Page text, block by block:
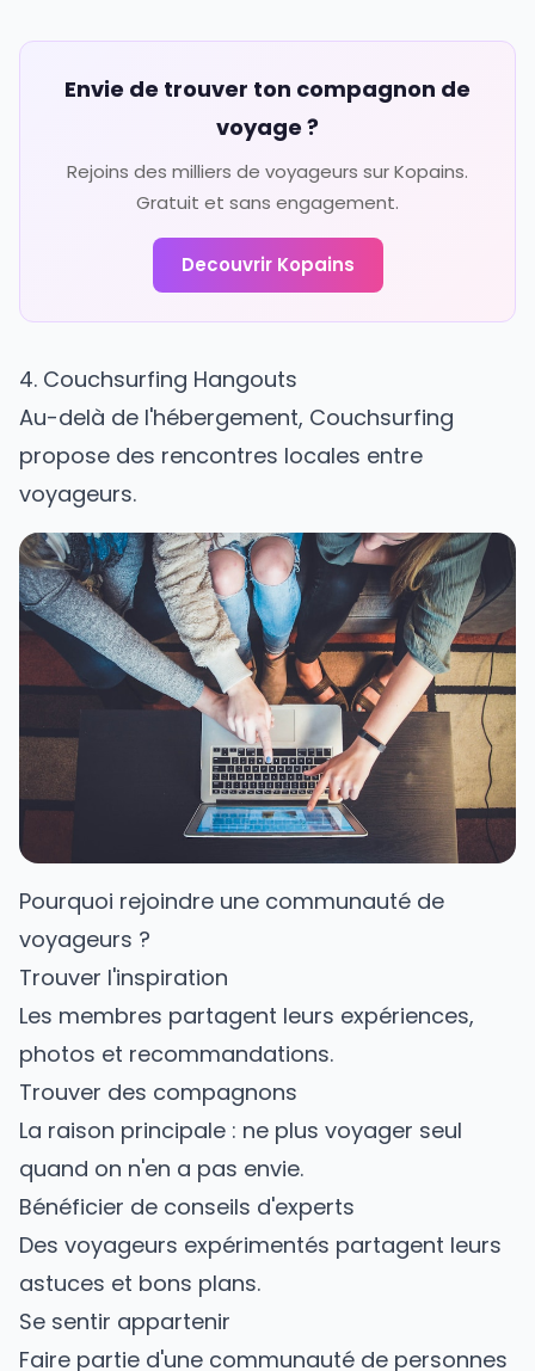
Envie de trouver ton compagnon de
voyage ?
Rejoins des milliers de voyageurs sur Kopains.
Gratuit et sans engagement.
Decouvrir Kopains
4. Couchsurfing Hangouts
Au-delà de l'hébergement, Couchsurfing
propose des rencontres locales entre
voyageurs.
Pourquoi rejoindre une communauté de
voyageurs ?
Trouver l'inspiration
Les membres partagent leurs expériences,
photos et recommandations.
Trouver des compagnons
La raison principale : ne plus voyager seul
quand on n'en a pas envie.
Bénéficier de conseils d'experts
Des voyageurs expérimentés partagent leurs
astuces et bons plans.
Se sentir appartenir
Faire partie d'une communauté de personnes